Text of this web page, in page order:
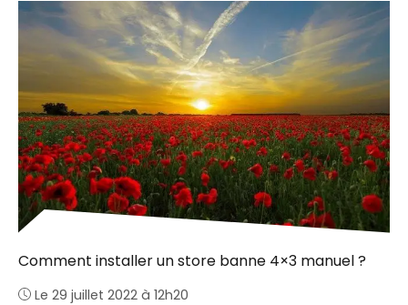
Comment installer un store banne 4×3 manuel ?
Le 29 juillet 2022 à 12h20